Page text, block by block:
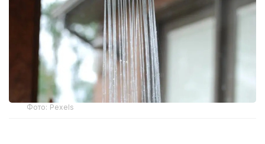
Фото: Pexels